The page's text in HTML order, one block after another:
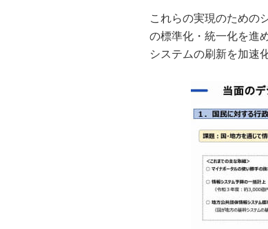
これらの実現のための
の標準化・統一化を進
システムの刷新を加速